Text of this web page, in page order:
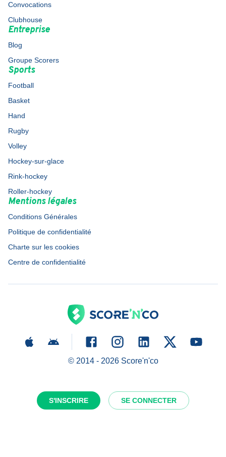
S'INSCRIRE SE CONNECTER
Convocations
Clubhouse
Entreprise
Blog
Groupe Scorers
Sports
Football
Basket
Hand
Rugby
Volley
Hockey-sur-glace
Rink-hockey
Roller-hockey
Mentions légales
Conditions Générales
Politique de confidentialité
Charte sur les cookies
Centre de confidentialité
© 2014 - 2026Score'n'co